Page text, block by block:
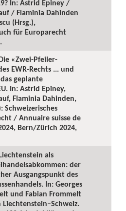
In: Astrid Epiney /
/ Flaminia Dahinden
(Hrsg.),
für Europarecht
«Zwei-Pfeiler-
EWR-Rechts ... und
geplante
In: Astrid Epiney,
Flaminia Dahinden,
Schweizerisches
/ Annuaire suisse de
Bern/Zürich 2024,
als
der
Ausgangspunkt des
In: Georges
und Fabian Frommelt
Liechtenstein–Schweiz.